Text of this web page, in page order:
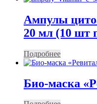
Ампулы
20 мл (10 шт
Подробнее
Био-маска